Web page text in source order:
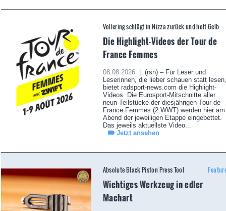
Vollering schlägt in Nizza zurück und holt Gelb
Die Highlight-Videos der Tour de
France Femmes
08.08.2026 |
(rsn) – Für Leser und
Leserinnen, die lieber schauen statt lesen,
bietet radsport-news.com die Highlight-
Videos. Die Eurosport-Mitschnitte aller
neun Teilstücke der diesjährigen Tour de
France Femmes (2.WWT) werden hier am
Abend der jeweiligen Etappe eingebettet.
Das jeweils aktuellste Video...
Jetzt ansehen
Absolute Black Piston Press Tool
Wichtiges Werkzeug in edler
Machart